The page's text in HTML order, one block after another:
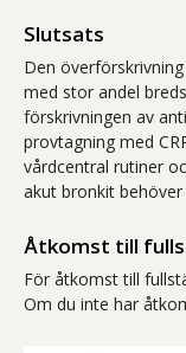
Slutsats
Den
med stor andel
förskrivningen av
provtagning med
vårdcentral rutiner
akut bronkit behöver
Åtkomst till
För åtkomst till
Om du inte har